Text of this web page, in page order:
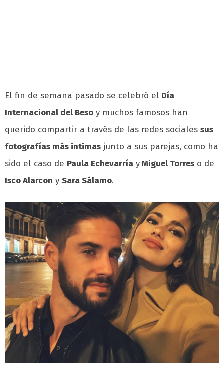
El fin de semana pasado se celebró el Día
Internacional del Beso y muchos famosos han
querido compartir a través de las redes sociales sus
fotografías más intimas junto a sus parejas, como ha
sido el caso de Paula Echevarría yMiguel Torres o de
Isco Alarcon y Sara Sálamo.